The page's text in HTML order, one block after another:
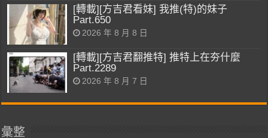
[轉載][方吉君看妹] 我推(特)的妹子
Part.650
2026 年 8 月 8 日
[轉載][方吉君翻推特] 推特上在夯什麼
Part.2289
2026 年 8 月 7 日
彙整